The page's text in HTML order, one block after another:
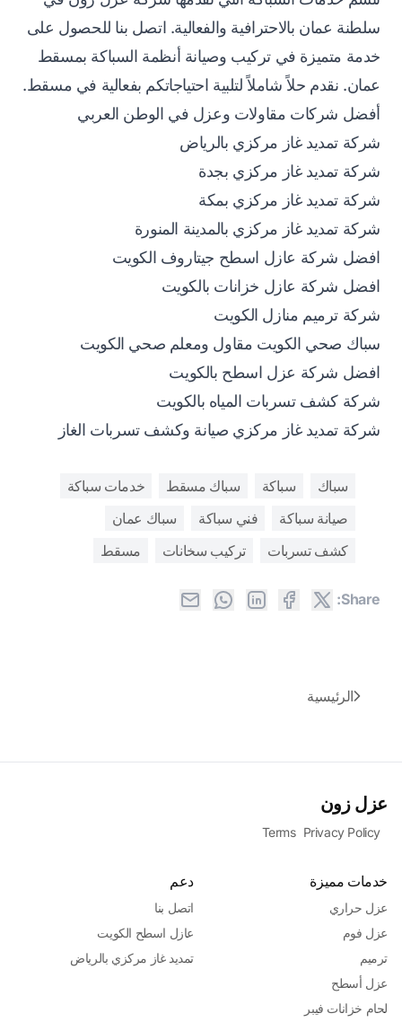
سلطنة عمان بالاحترافية والفعالية. اتصل بنا للحصول على
خدمة متميزة في تركيب وصيانة أنظمة السباكة بمسقط
عمان. نقدم حلاً شاملاً لتلبية احتياجاتكم بفعالية في مسقط.
أفضل شركات مقاولات وعزل في الوطن العربي
شركة تمديد غاز مركزي بالرياض
شركة تمديد غاز مركزي بجدة
شركة تمديد غاز مركزي بمكة
شركة تمديد غاز مركزي بالمدينة المنورة
افضل شركة عازل اسطح جيتاروف الكويت
افضل شركة عازل خزانات بالكويت
شركة ترميم منازل الكويت
سباك صحي الكويت مقاول ومعلم صحي الكويت
افضل شركة عزل اسطح بالكويت
شركة كشف تسربات المياه بالكويت
شركة تمديد غاز مركزي صيانة وكشف تسربات الغاز
سباك سباكة سباك مسقط
خدمات سباكة
صيانة سباكة
فني سباكة
سباك عمان
كشف تسربات
تركيب سخانات مسقط
Share:
الرئيسية
عزل زون
Terms Privacy Policy
خدمات مميزة
عزل حراري
عزل فوم
ترميم
عزل أسطح
لحام خزانات فيبر
دعم
اتصل بنا
عازل اسطح الكويت
تمديد غاز مركزي بالرياض